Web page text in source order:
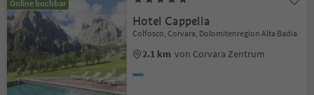
Online buchbar
Hotel Cappella
Colfosco, Corvara, Dolomitenregion Alta Badia
2.1 km von Corvara Zentrum